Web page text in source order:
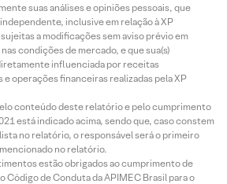
suas análises e opiniões pessoais, que
inclusive em relação à XP
a modificações sem aviso prévio em
condições de mercado, e que sua(s)
influenciada por receitas
operações financeiras realizadas pela XP
conteúdo deste relatório e pelo cumprimento
está indicado acima, sendo que, caso constem
no relatório, o responsável será o primeiro
no relatório.
estão obrigados ao cumprimento de
Código de Conduta da APIMEC Brasil para o